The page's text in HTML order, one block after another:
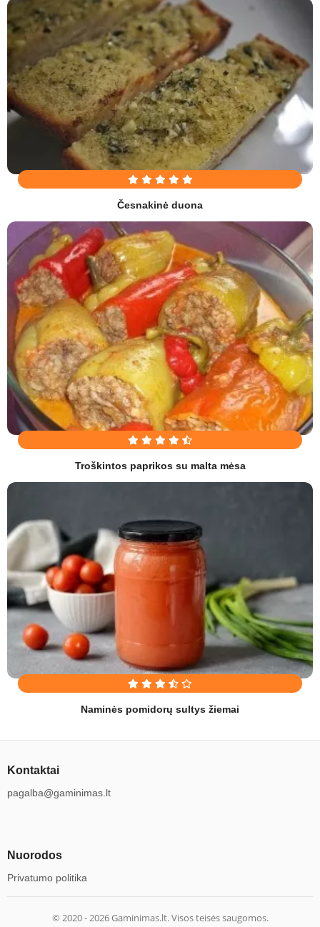
Česnakinė duona
Troškintos paprikos su malta mėsa
Naminės pomidorų sultys žiemai
Kontaktai
pagalba@gaminimas.lt
Nuorodos
Privatumo politika
© 2020 -2026Gaminimas.lt. Visos teisės saugomos.